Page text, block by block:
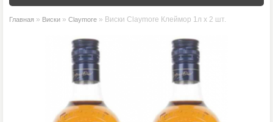
Главная » Виски » Claymore » Виски Claymore Клеймор 1л х 2 шт.